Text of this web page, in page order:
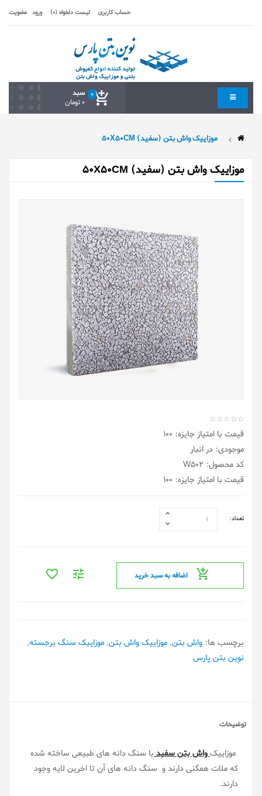
حساب کاربری لیست دلخواه (0) ورود عضویت
سبد 0
0 تومان
موزاییک واش بتن (سفید) 50X50CM
موزاییک واش بتن (سفید) 50X50CM
قیمت با امتیاز جایزه: 100
موجودی: در انبار
کد محصول: W502
قیمت با امتیاز جایزه: 100
تعداد:
اضافه به سبد خرید
برچسب ها: واش بتن, موزاییک واش بتن, موزاییک سنگ برجسته,
نوین بتن پارس
توضیحات
موزاییکواش بتن سفیدبا سنگ دانه های طبیعی ساخته شده
که ملات همگنی دارند و سنگ دانه های آن تا اخرین لایه وجود
دارند.